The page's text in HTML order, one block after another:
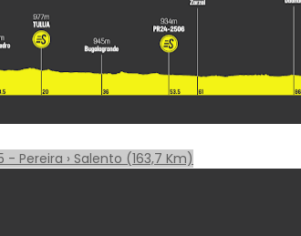
- Pereira › Salento (163,7 Km)